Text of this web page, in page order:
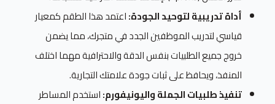
أداة تدريبية لتوحيد الجودة:اعتمد هذا الطقم كمعيار
قياسي لتدريب الموظفين الجدد في متجرك، مما يضمن
خروج جميع الطلبيات بنفس الدقة والاحترافية مهما اختلف
المنفذ، ويحافظ على ثبات جودة علامتك التجارية.
تنفيذ طلبيات الجملة واليونيفورم:استخدم المساطر